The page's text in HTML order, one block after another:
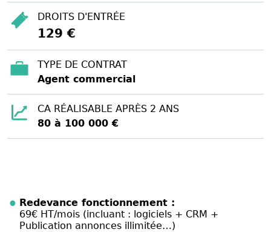
DROITS D'ENTRÉE
129 €
TYPE DE CONTRAT
Agent commercial
CA RÉALISABLE APRÈS 2 ANS
80 à 100 000 €
Redevance fonctionnement :
69€ HT/mois (incluant : logiciels + CRM +
Publication annonces illimitée…)